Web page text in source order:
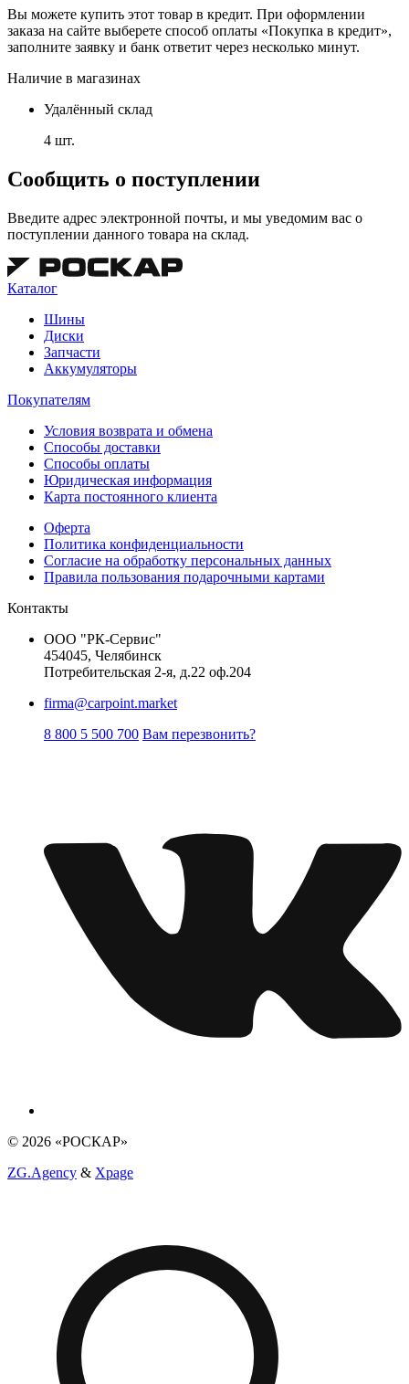
Вы можете купить этот товар в кредит. При оформлении
заказа на сайте выберете способ оплаты «Покупка в кредит»,
заполните заявку и банк ответит через несколько минут.
Наличие в магазинах
Удалённый склад
4 шт.
Сообщить о поступлении
Введите адрес электронной почты, и мы уведомим вас о
поступлении данного товара на склад.
Каталог
Шины
Диски
Запчасти
Аккумуляторы
Покупателям
Условия возврата и обмена
Способы доставки
Способы оплаты
Юридическая информация
Карта постоянного клиента
Оферта
Политика конфиденциальности
Согласие на обработку персональных данных
Правила пользования подарочными картами
Контакты
ООО "РК-Сервис"
454045, Челябинск
Потребительская 2-я, д.22 оф.204
firma@carpoint.market
8 800 5 500 700 Вам перезвонить?
© 2026 «РОСКАР»
ZG.Agency & Xpage